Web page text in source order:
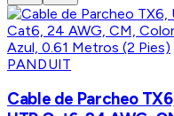
PANDUIT
Cable de Parcheo